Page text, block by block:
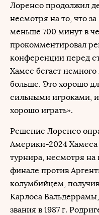
Лоренсо продолжил
несмотря на то, что
меньше 700 минут в
прокомментировал
конференции перед
Хамес бегает
больше. Это хорошо
сильными игроками, и
хорошо играть».
Решение Лоренсо
Америки-2024
турнира, несмотря
финале против
колумбийцем,
Карлоса
звания в 1987 г.